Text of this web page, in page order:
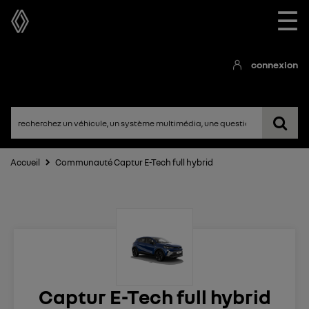
☰
connexion
Accueil Communauté Captur E-Tech full hybrid
Captur E-Tech full hybrid